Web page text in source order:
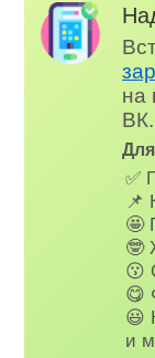
на
ВК.
✅
📌
🤩
🤓
😗
😋
😃
и